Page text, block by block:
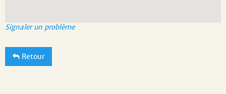
Signaler un problème
Retour